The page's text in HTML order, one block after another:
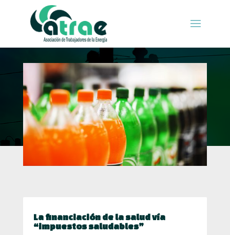
La financiación de la salud vía
“impuestos saludables”